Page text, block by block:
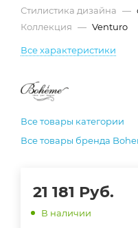
Стилистика дизайна —
Коллекция — Venturo
Все характеристики
Все товары категории
Все товары бренда
21 181 Руб.
В наличии